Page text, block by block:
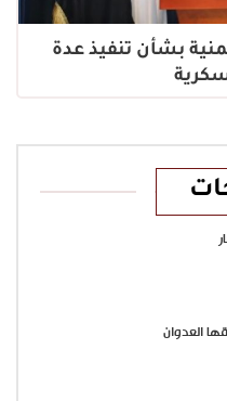
بشأن تنفيذ عدة
العدوان